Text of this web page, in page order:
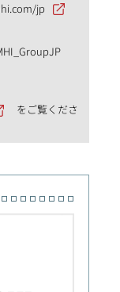
jp
をご覧くださ